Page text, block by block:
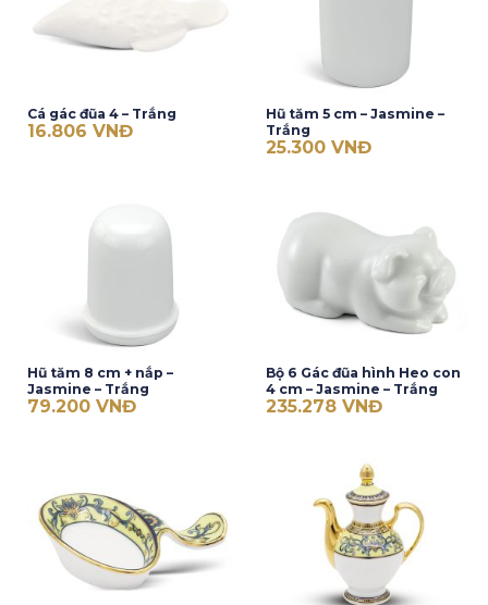
Cá gác đũa 4 – Trắng
16.806 VNĐ
Hũ tăm 5 cm – Jasmine –
Trắng
25.300 VNĐ
Hũ tăm 8 cm + nắp –
Jasmine – Trắng
79.200 VNĐ
Bộ 6 Gác đũa hình Heo con
4 cm – Jasmine – Trắng
235.278 VNĐ